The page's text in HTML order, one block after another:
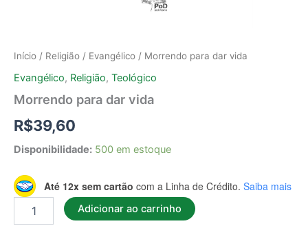
Início / Religião / Evangélico / Morrendo para dar vida
Evangélico, Religião, Teológico
Morrendo para dar vida
R$39,60
Disponibilidade: 500 em estoque
Até 12x sem cartão com a Linha de Crédito. Saiba mais
Adicionar ao carrinho